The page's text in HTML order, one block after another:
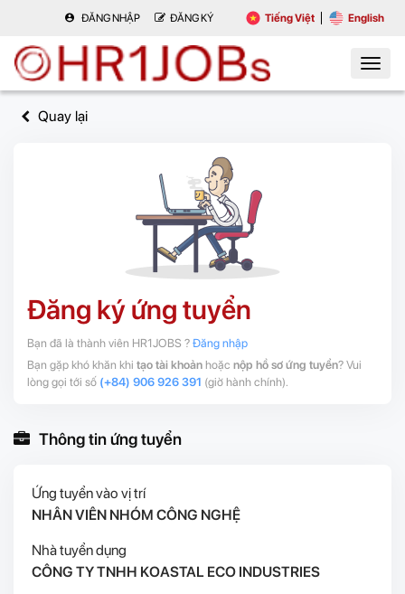
ĐĂNG NHẬP ĐĂNG KÝ Tiếng Việt English
Quay lại
Đăng ký ứng tuyển
Bạn đã là thành viên HR1JOBS ? Đăng nhập
Bạn gặp khó khăn khi tạo tài khoản hoặc nộp hồ sơ ứng tuyển? Vui
lòng gọi tới số (+84) 906 926 391 (giờ hành chính).
Thông tin ứng tuyển
Ứng tuyển vào vị trí
NHÂN VIÊN NHÓM CÔNG NGHỆ
Nhà tuyển dụng
CÔNG TY TNHH KOASTAL ECO INDUSTRIES